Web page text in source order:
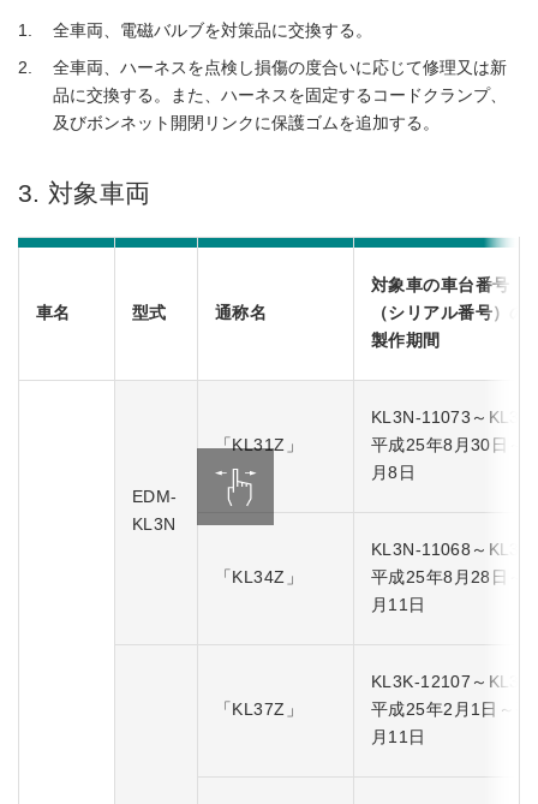
全車両、電磁バルブを対策品に交換する。
全車両、ハーネスを点検し損傷の度合いに応じて修理又は新
品に交換する。また、ハーネスを固定するコードクランプ、
及びボンネット開閉リンクに保護ゴムを追加する。
3. 対象車両
車名 型式 通称名
対象車の車台番号
（シリアル番号）の
製作期間
EDM-
KL3N
「KL31Z」
KL3N-11073～
平成25年8月30日～
月8日
「KL34Z」
KL3N-11068～
平成25年8月28日～
月11日
「KL37Z」
KL3K-12107～
平成25年2月1日～平
月11日